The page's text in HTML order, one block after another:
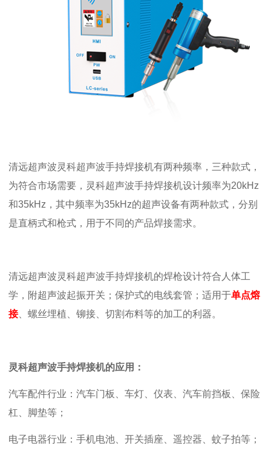
清远超声波灵科超声波手持焊接机有两种频率，三种款式，
为符合市场需要，灵科超声波手持焊接机设计频率为20kHz
和35kHz，其中频率为35kHz的超声设备有两种款式，分别
是直柄式和枪式，用于不同的产品焊接需求。
清远超声波灵科超声波手持焊接机的焊枪设计符合人体工
学，附超声波起振开关；保护式的电线套管；适用于单点熔
接、螺丝埋植、铆接、切割布料等的加工的利器。
灵科超声波手持焊接机的应用：
汽车配件行业：汽车门板、车灯、仪表、汽车前挡板、保险
杠、脚垫等；
电子电器行业：手机电池、开关插座、遥控器、蚊子拍等；